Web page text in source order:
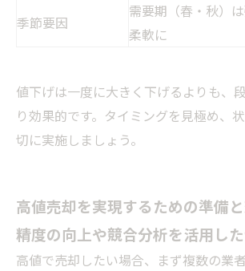
季節要因
需要期（春・秋）
柔軟に
値下げは一度に大きく下げるよりも、
り効果的です。タイミングを見極め、
切に実施しましょう。
高値売却を実現するための準備
精度の向上や競合分析を活用し
高値で売却したい場合、まず複数の業